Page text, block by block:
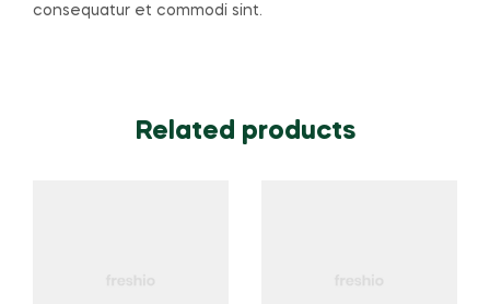
consequatur et commodi sint.
Related products